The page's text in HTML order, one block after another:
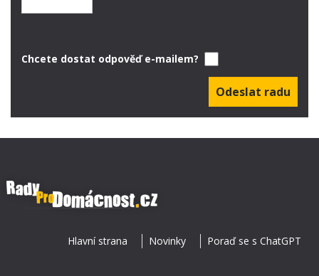
Chcete dostat odpověď e-mailem?
Hlavní strana Novinky Poraď se s ChatGPT